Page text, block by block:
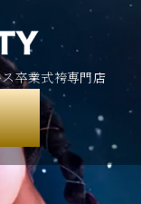
卒業式袴専門店